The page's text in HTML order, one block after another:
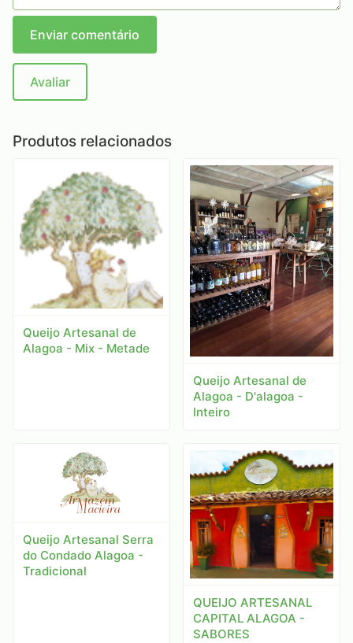
Enviar comentário
Avaliar
Produtos relacionados
Queijo Artesanal de
Alagoa - Mix - Metade
Queijo Artesanal de
Alagoa - D'alagoa -
Inteiro
Queijo Artesanal Serra
do Condado Alagoa -
Tradicional
QUEIJO ARTESANAL
CAPITAL ALAGOA -
SABORES